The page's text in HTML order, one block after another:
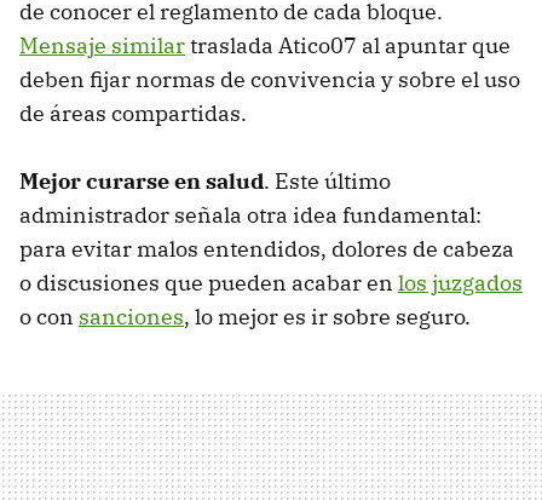
de conocer el reglamento de cada bloque.
Mensaje similartraslada Atico07 al apuntar que
deben fijar normas de convivencia y sobre el uso
de áreas compartidas.
Mejor curarse en salud. Este último
administrador señala otra idea fundamental:
para evitar malos entendidos, dolores de cabeza
o discusiones que pueden acabar en los juzgados
o con sanciones, lo mejor es ir sobre seguro.